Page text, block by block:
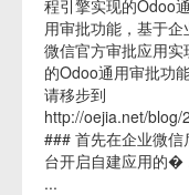
程引擎实现的Odoo通
用审批功能，基于企
微信官方审批应用实
的Odoo通用审批功
请移步到
http://oejia.net/blog/
### 首先在企业微信
台开启自建应用的�
...